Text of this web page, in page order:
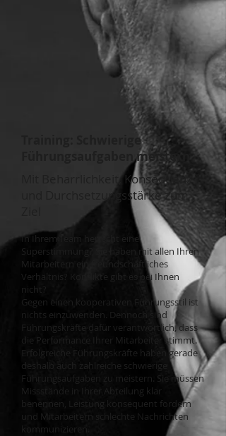
Training: Schwierige
Führungsaufgaben meistern
Mit Beharrlichkeit, Konsequenz
und Durchsetzungsstärke zum
In Ihrem Team herrscht eine
Superstimmung? Sie haben mit allen Ihren
Mitarbeitern ein freundschaftliches
Verhältnis? Konflikte gibt es bei Ihnen
nicht?
Gegen einen kooperativen Führungsstil ist
nichts einzuwenden. Dennoch sind
Führungskräfte dafür verant­wortlich, dass
die Performance Ihrer Mitarbeiter stimmt.
Erfolgreiche Führungskräfte haben gerade
des­halb auch zahlreiche schwierige
Führungsaufgaben zu meistern. Sie müssen
Missstände in Ihrer Abteilung klar
benennen, Leistung konsequent fordern
und Mitarbeitern schlechte Nachrichten
kommunizieren.